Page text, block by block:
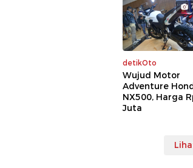
detikOto
Wujud Motor
Adventure
NX500, Harga
Juta